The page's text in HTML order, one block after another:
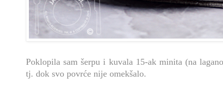
Poklopila sam šerpu i kuvala 15-ak minita (na
tj. dok svo povrće nije omekšalo.